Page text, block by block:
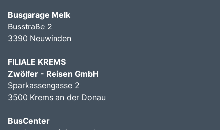
Busgarage Melk
Busstraße 2
3390 Neuwinden
FILIALE KREMS
Zwölfer - Reisen GmbH
Sparkassengasse 2
3500 Krems an der Donau
BusCenter